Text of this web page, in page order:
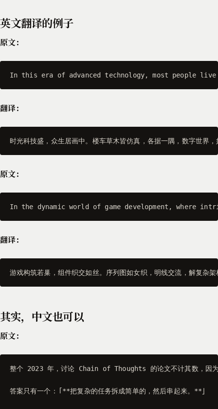
英文翻译的例子
原文：
In this era of advanced technology, most people
翻译：
时光科技盛，众生居画中。楼车草木皆仿真，各据一隅，数字世界
原文：
In the dynamic world of game development, where
翻译：
游戏构筑若巢，组件织交如丝。序列图如女织，明线交流，解复杂
其实，中文也可以
原文：
整个 2023 年，讨论 Chain of Thoughts 的论文不计其数，因为
答案只有一个：「**把复杂的任务拆成简单的，然后串起来。**」